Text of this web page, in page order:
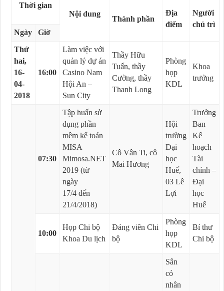
Thờigian
Nội dung
Thành phần
Địa
điểm
Người
chủ trì
Ngày
Giờ
Thứ
hai,
16-
04-
2018
16:00
Làm việc với
quản lý dự án
Casino Nam
Hội An –
Sun City
Thầy Hữu
Tuấn, thầy
Cường, thầy
Thanh Long
Phòng
họp
KDL
Khoa
trưởng
07:30
Tập huấn sử
dụng phần
mềm kế toán
MISA
Mimosa.NET
2019 (từ
ngày
17/4 đến
21/4/2018)
Cô Vân Ti, cô
Mai Hương
Hội
trường
Đại
học
Huế,
03 Lê
Lợi
Trưởng
Ban
Kế
hoạch
Tài
chính –
Đại
học
Huế
10:00
Họp Chi bộ
Khoa Du lịch
Đảng viên Chi
bộ
Phòng
họp
KDL
Bí thư
Chi bộ
Sân
cỏ
nhân